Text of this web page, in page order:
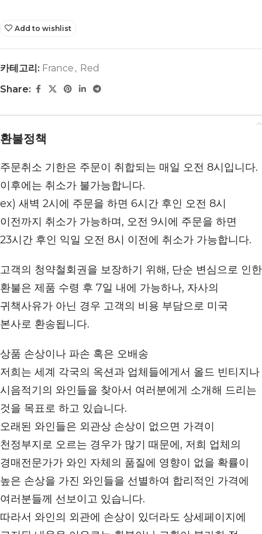
Add to wishlist
카테고리: France , Red
Share:
환불정책
주문취소 기한은 주문이 취합되는 매일 오전 8시입니다.
이후에는 취소가 불가능합니다.
ex) 새벽 2시에 주문을 하면 6시간 후인 오전 8시
이전까지 취소가 가능하며, 오전 9시에 주문을 하면
23시간 후인 익일 오전 8시 이전에 취소가 가능합니다.
고객의 청약철회권을 보장하기 위해, 단순 변심으로 인한
환불은 제품 수령 후 7일 내에 가능하나, 자사의
귀책사유가 아닌 경우 고객의 비용 부담으로 미국
본사로 환송됩니다.
상품 손상이나 파손 혹은 오배송
저희는 세계 각국의 옥션과 업체들에게서 올드 빈티지나
시음적기의 와인들을 찾아서 여러분에게 소개해 드리는
것을 목표로 하고 있습니다.
오래된 와인들은 외관상 손상이 없으면 가격이
천정부지로 오르는 경우가 많기 때문에, 저희 업체의
경매전문가가 와인 자체의 품질에 영향이 없을 확률이
높은 손상을 가진 와인들을 선별하여 합리적인 가격에
여러분들께 선보이고 있습니다.
따라서 와인의 외관에 손상이 있더라도 상세페이지에